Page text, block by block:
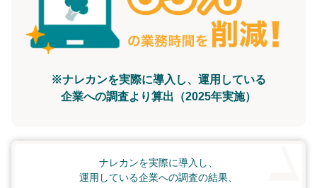
※ナレカンを実際に導入し、運用している
企業への調査より算出（2025年実施）
ナレカンを実際に導入し、
運用している企業への調査の結果、